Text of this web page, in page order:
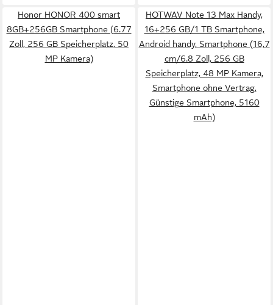
Honor HONOR 400 smart
8GB+256GB Smartphone (6.77
Zoll, 256 GB Speicherplatz, 50
MP Kamera)
HOTWAV Note 13 Max Handy,
16+256 GB/1 TB Smartphone,
Android handy, Smartphone (16,7
cm/6.8 Zoll, 256 GB
Speicherplatz, 48 MP Kamera,
Smartphone ohne Vertrag,
Günstige Smartphone, 5160
mAh)